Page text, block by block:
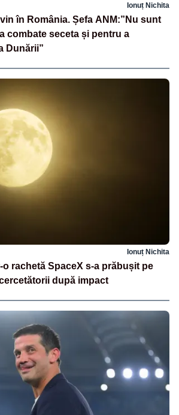
Ionuț Nichita
în România. Șefa ANM:”Nu sunt
combate seceta și pentru a
Dunării”
Ionuț Nichita
rachetă SpaceX s-a prăbușit pe
după impact